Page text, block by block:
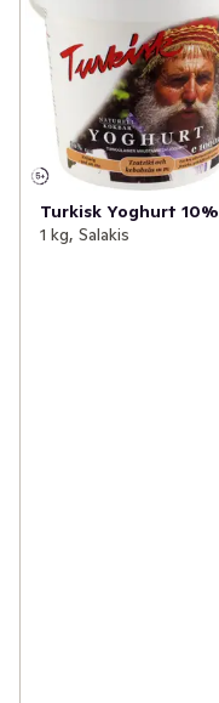
Turkisk Yoghurt 10%
1 kg, Salakis